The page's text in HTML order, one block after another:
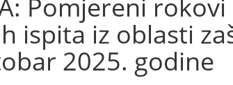
Pomjereni
ispita iz oblasti
2025. godine